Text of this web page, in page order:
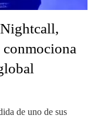
conmociona
de uno de sus